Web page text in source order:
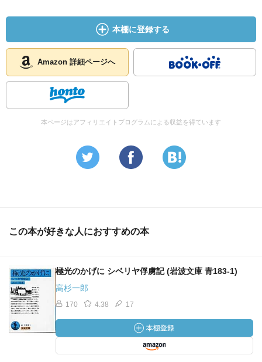
本棚に登録する
Amazon 詳細ページへ
本ページはアフィリエイトプログラムによる収益を得ています
この本が好きな人におすすめの本
極光のかげに シベリヤ俘虜記 (岩波文庫 青183-1)
高杉一郎
170 4.38 17